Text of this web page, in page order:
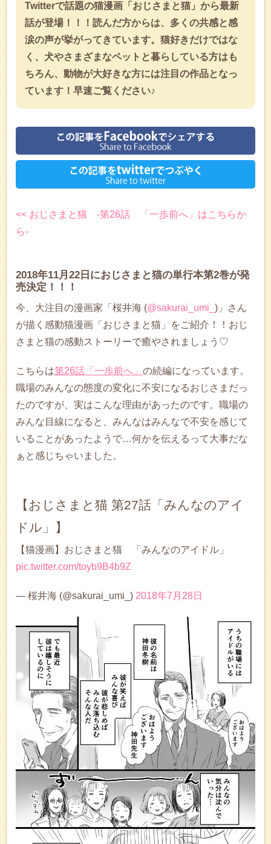
Twitterで話題の猫漫画「おじさまと猫」から最新
話が登場！！！読んだ方からは、多くの共感と感
涙の声が挙がってきています。猫好きだけではな
く、犬やさまざまなペットと暮らしている方はも
ちろん、動物が大好きな方には注目の作品となっ
ています！早速ご覧ください♪
<< おじさまと猫 -第26話 「一歩前へ」はこちらか
ら-
2018年11月22日におじさまと猫の単行本第2巻が発
売決定！！！
今、大注目の漫画家「桜井海 (@sakurai_umi_ )」さん
が描く感動猫漫画「おじさまと猫」をご紹介！！おじ
さまと猫の感動ストーリーで癒やされましょう♡
こちらは第26話「一歩前へ」 の続編になっています。
職場のみんなの態度の変化に不安になるおじさまだっ
たのですが、実はこんな理由があったのです。職場の
みんな目線になると、みんなはみんなで不安を感じて
いることがあったようで…何かを伝えるって大事だな
ぁと感じちゃいました。
【おじさまと猫 第27話「みんなのアイ
ドル」】
【猫漫画】おじさまと猫 「みんなのアイドル」
pic.twitter.com/toyb9B4b9Z
— 桜井海 (@sakurai_umi_) 2018年7月28日